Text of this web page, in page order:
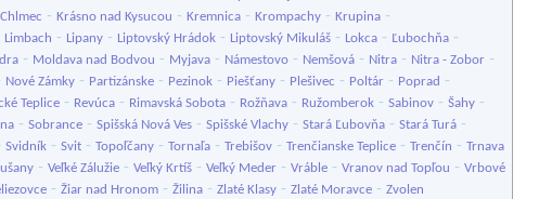
- Krásno nad Kysucou - Kremnica - Krompachy - Krupina -
Limbach - Lipany - Liptovský Hrádok - Liptovský Mikuláš - Lokca - Ľubochňa -
- Moldava nad Bodvou - Myjava - Námestovo - Nemšová - Nitra - Nitra - Zobor -
Nové Zámky - Partizánske - Pezinok - Piešťany - Plešivec - Poltár - Poprad -
Teplice - Revúca - Rimavská Sobota - Rožňava - Ružomberok - Sabinov - Šahy -
- Sobrance - Spišská Nová Ves - Spišské Vlachy - Stará Ľubovňa - Stará Turá -
Svidník - Svit - Topoľčany - Tornaľa - Trebišov - Trenčianske Teplice - Trenčín - Trnava
- Veľké Zálužie - Veľký Krtíš - Veľký Meder - Vráble - Vranov nad Topľou - Vrbové
- Žiar nad Hronom - Žilina - Zlaté Klasy - Zlaté Moravce - Zvolen